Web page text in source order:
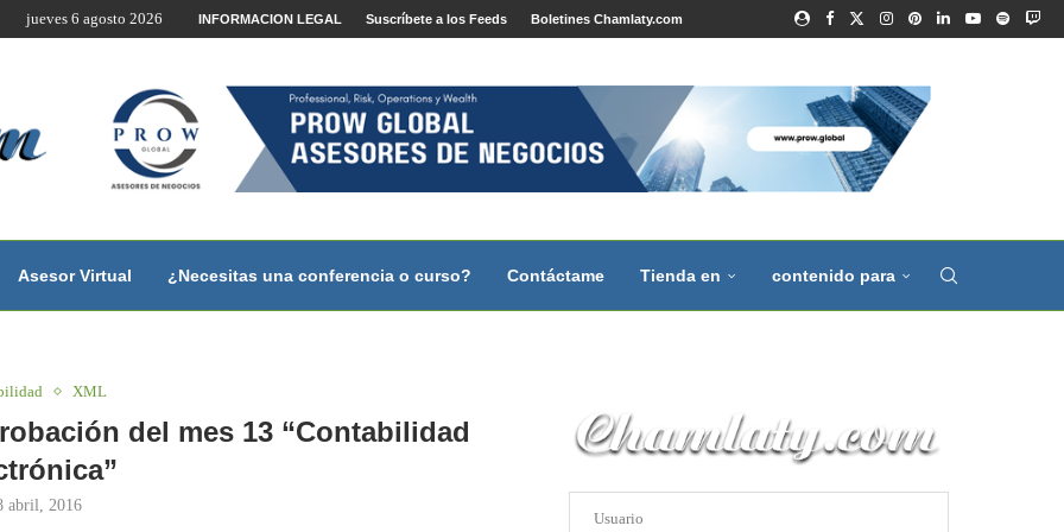
por Internet y Videoconferencia.
jueves 6 agosto 2026 INFORMACION LEGAL Suscríbete a los Feeds Boletines Chamlaty.com
Asesor Virtual ¿Necesitas una conferencia o curso? Contáctame Tienda en contenido para
XML
del mes 13 “Contabilidad
abril, 2016